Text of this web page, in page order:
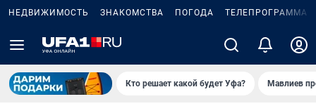
НЕДВИЖИМОСТЬ ЗНАКОМСТВА ПОГОДА ТЕЛЕПРОГРАММА
Кто решает какой будет Уфа? Мавлиев